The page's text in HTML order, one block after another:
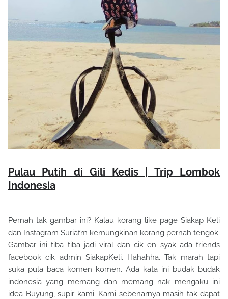
Pulau Putih di Gili Kedis | Trip Lombok
Indonesia
Pernah tak gambar ini? Kalau korang like page Siakap Keli
dan Instagram Suriafm kemungkinan korang pernah tengok.
Gambar ini tiba tiba jadi viral dan cik en syak ada friends
facebook cik admin SiakapKeli. Hahahha. Tak marah tapi
suka pula baca komen komen. Ada kata ini budak budak
indonesia yang memang dan memang nak mengaku ini
idea Buyung, supir kami. Kami sebenarnya masih tak dapat